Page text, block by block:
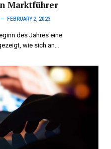
Marktführer
FEBRUARY 2, 2023
des Jahres eine
wie sich an…